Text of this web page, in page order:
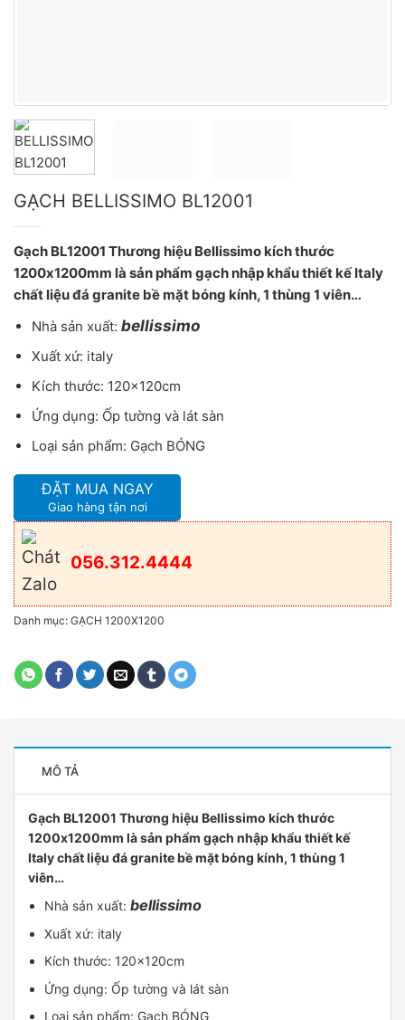
GẠCH BELLISSIMO BL12001
Gạch BL12001 Thương hiệu Bellissimo kích thước
1200x1200mm là sản phẩm gạch nhập khẩu thiết kế Italy
chất liệu đá granite bề mặt bóng kính, 1 thùng 1 viên…
Nhà sản xuất: bellissimo
Xuất xứ: italy
Kích thước: 120x120cm
Ứng dụng: Ốp tường và lát sàn
Loại sản phẩm: Gạch BÓNG
ĐẶT MUA NGAY
Giao hàng tận nơi
056.312.4444
Danh mục: GẠCH 1200X1200
MÔ TẢ
Gạch BL12001 Thương hiệu Bellissimo kích thước
1200x1200mm là sản phẩm gạch nhập khẩu thiết kế
Italy chất liệu đá granite bề mặt bóng kính, 1 thùng 1
viên…
Nhà sản xuất:bellissimo
Xuất xứ: italy
Kích thước: 120x120cm
Ứng dụng: Ốp tường và lát sàn
Loại sản phẩm: Gạch BÓNG